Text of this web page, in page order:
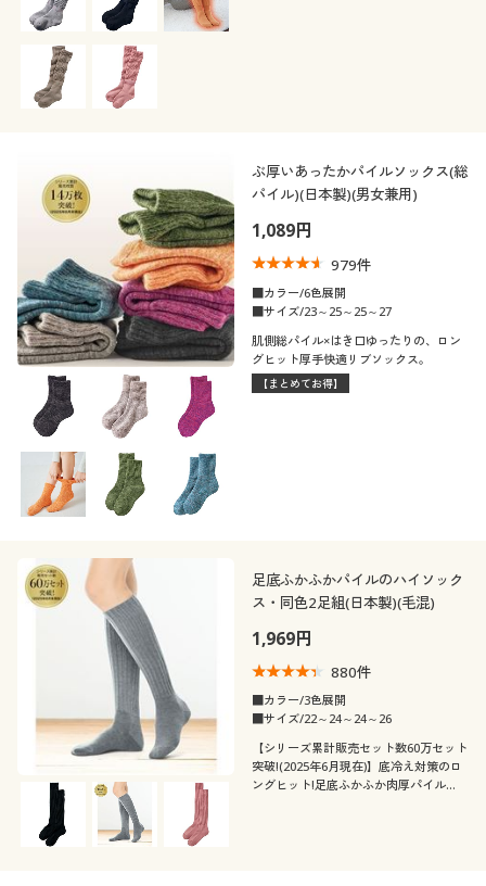
ぶ厚いあったかパイルソックス(総
パイル)(日本製)(男女兼用)
1,089円
979件
■カラー/6色展開
■サイズ/23～25～25～27
肌側総パイル×はき口ゆったりの、ロン
グヒット厚手快適リブソックス。
【まとめてお得】
足底ふかふかパイルのハイソック
ス・同色2足組(日本製)(毛混)
1,969円
880件
■カラー/3色展開
■サイズ/22～24～24～26
【シリーズ累計販売セット数60万セット
突破!(2025年6月現在)】底冷え対策のロ
ングヒット!足底ふかふか肉厚パイル